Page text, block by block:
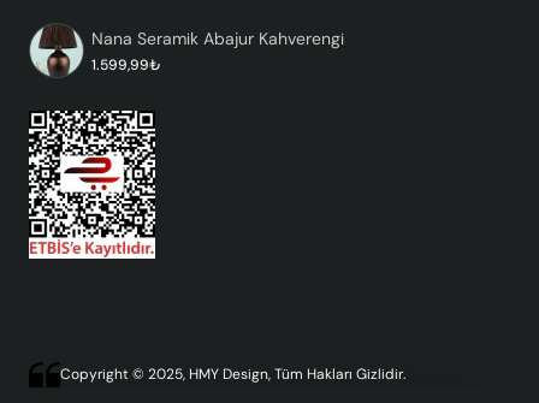
Nana Seramik Abajur Kahverengi
1.599,99₺
Copyright © 2025, HMY Design, Tüm Hakları Gizlidir.